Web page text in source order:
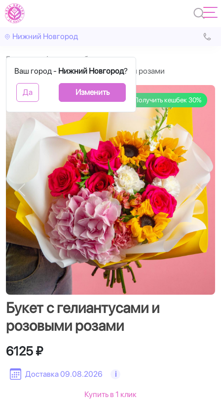
Нижний Новгород
Ваш город - Нижний Новгород?
Да Изменить
Главная
Авторские букеты
Букет с гелиантусами и розовыми розами
Получить кешбек 30%
Назад
Букет с гелиантусами и
розовыми розами
Доставка 09.08.2026 i
6125 ₽
Купить в 1 клик